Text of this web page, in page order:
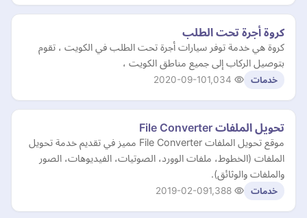
كروة أجرة تحت الطلب
كروة هي خدمة توفر سيارات أجرة تحت الطلب في الكويت ، تقوم
بتوصيل الركاب إلى جميع مناطق الكويت ،
خدمات 2020-09-10
تحويل الملفات File Converter
موقع تحويل الملفات File Converter مميز في تقديم خدمة تحويل
الملفات (الخطوط، ملفات الوورد، الصوتيات، الفيديوهات، الصور
والملفات والوثائق).
خدمات 2019-02-09